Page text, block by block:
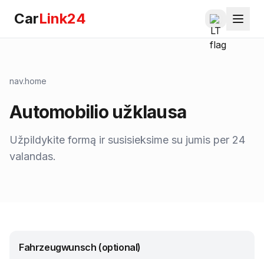
CarLink24
nav.home
Automobilio užklausa
Užpildykite formą ir susisieksime su jumis per 24
valandas.
Fahrzeugwunsch (optional)